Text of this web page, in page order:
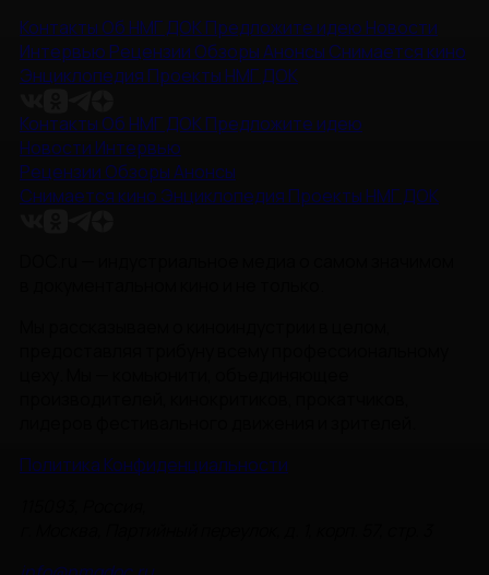
Контакты Об НМГ ДОКПредложите идею Новости
Интервью Рецензии ОбзорыАнонсы Снимается кино
Энциклопедия Проекты НМГ ДОК
Контакты Об НМГ ДОКПредложите идею
Новости Интервью
Рецензии ОбзорыАнонсы
Снимается кино Энциклопедия Проекты НМГ ДОК
Политика Конфиденциальности